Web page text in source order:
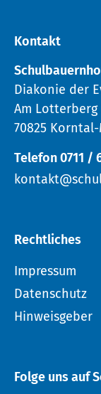
Kontakt
Diakonie der
Am Lotterberg
70825
Telefon 0711 /
Rechtliches
Impressum
Datenschutz
Hinweisgeber
Folge uns auf